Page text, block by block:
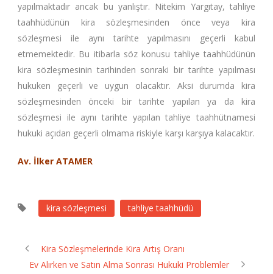
yapılmaktadır ancak bu yanlıştır. Nitekim Yargıtay, tahliye
taahhüdünün kira sözleşmesinden önce veya kira
sözleşmesi ile aynı tarihte yapılmasını geçerli kabul
etmemektedir. Bu itibarla söz konusu tahliye taahhüdünün
kira sözleşmesinin tarihinden sonraki bir tarihte yapılması
hukuken geçerli ve uygun olacaktır. Aksi durumda kira
sözleşmesinden önceki bir tarihte yapılan ya da kira
sözleşmesi ile aynı tarihte yapılan tahliye taahhütnamesi
hukuki açıdan geçerli olmama riskiyle karşı karşıya kalacaktır.
Av. İlker ATAMER
kira sözleşmesi tahliye taahhüdü
Kira Sözleşmelerinde Kira Artış Oranı
Ev Alırken ve Satın Alma Sonrası Hukuki Problemler